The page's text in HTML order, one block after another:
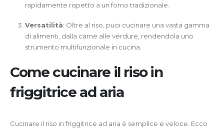
rapidamente rispetto a un forno tradizionale.
Versatilità: Oltre al riso, puoi cucinare una vasta gamma
di alimenti, dalla carne alle verdure, rendendola uno
strumento multifunzionale in cucina.
Come cucinare il riso in
friggitrice ad aria
Cucinare il riso in friggitrice ad aria è semplice e veloce. Ecco